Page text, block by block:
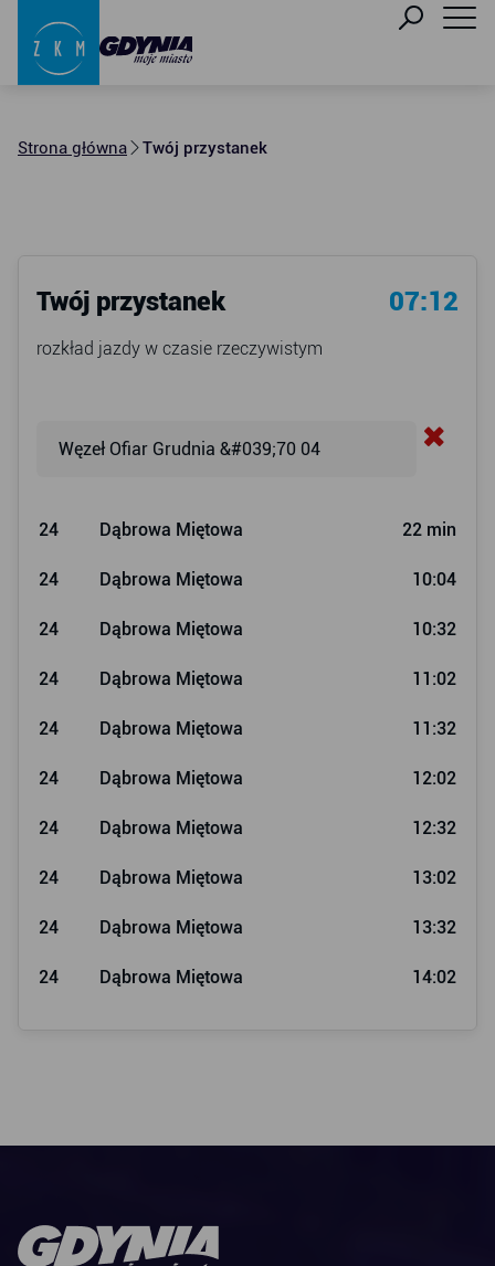
Strona główna Twój przystanek
Twój przystanek 07:12
rozkład jazdy w czasie rzeczywistym
24 Dąbrowa Miętowa 22 min
24 Dąbrowa Miętowa 10:04
24 Dąbrowa Miętowa 10:32
24 Dąbrowa Miętowa 11:02
24 Dąbrowa Miętowa 11:32
24 Dąbrowa Miętowa 12:02
24 Dąbrowa Miętowa 12:32
24 Dąbrowa Miętowa 13:02
24 Dąbrowa Miętowa 13:32
24 Dąbrowa Miętowa 14:02